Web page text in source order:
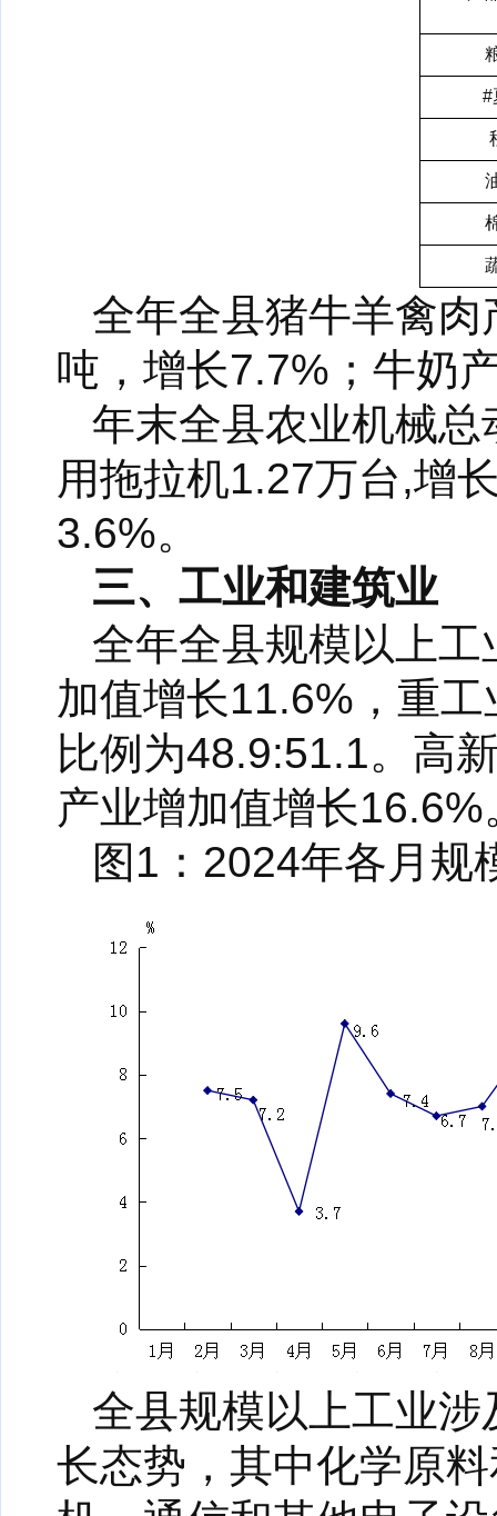
#
全年全县猪牛羊禽
吨，增长7.7%；牛奶
年末全县农业机械
用拖拉机1.27万台,增
3.6%。
三、工业和建筑业
全年全县规模以上
加值增长11.6%，重
比例为48.9:51.1。高
产业增加值增长
图1：2024年各月规
全县规模以上工业
长态势，其中化学原